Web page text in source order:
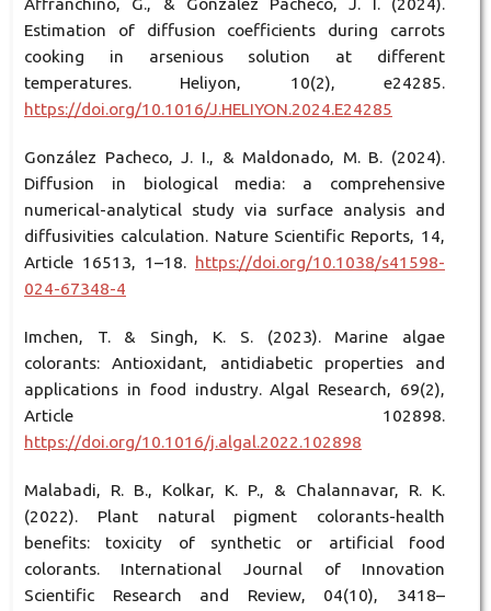
Affranchino, G., & González Pacheco, J. I. (2024).
Estimation of diffusion coefficients during carrots
cooking in arsenious solution at different
temperatures. Heliyon, 10(2), e24285.
https://doi.org/10.1016/J.HELIYON.2024.E24285
González Pacheco, J. I., & Maldonado, M. B. (2024).
Diffusion in biological media: a comprehensive
numerical-analytical study via surface analysis and
diffusivities calculation. Nature Scientific Reports, 14,
Article 16513, 1–18. https://doi.org/10.1038/s41598-
024-67348-4
Imchen, T. & Singh, K. S. (2023). Marine algae
colorants: Antioxidant, antidiabetic properties and
applications in food industry. Algal Research, 69(2),
Article 102898.
https://doi.org/10.1016/j.algal.2022.102898
Malabadi, R. B., Kolkar, K. P., & Chalannavar, R. K.
(2022). Plant natural pigment colorants-health
benefits: toxicity of synthetic or artificial food
colorants. International Journal of Innovation
Scientific Research and Review, 04(10), 3418–